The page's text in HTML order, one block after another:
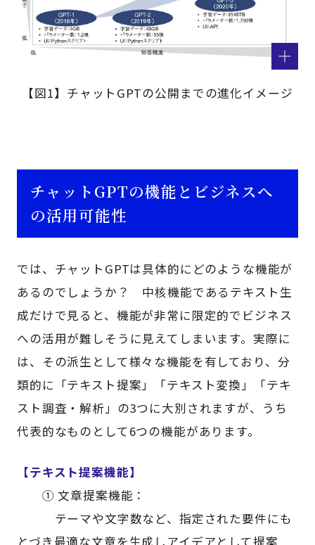
【図1】チャットGPTの公開までの進化イメージ
チャットGPTの機能とビジネスへ
の活用可能性
では、チャットGPTは具体的にどのような機能が
あるのでしょうか？ 中核機能であるテキスト生
成だけで見ると、機能が非常に限定的でビジネス
への活用が難しそうに見えてしまいます。実際に
は、その派生として様々な機能を有しており、分
類的に「テキスト提案」「テキスト変換」「テキ
スト調査・解析」の3つに大別されますが、うち
代表的なものとして6つの機能があります。
【テキスト提案機能】
① 文章提案機能：
テーマや文字数など、指定された要件にも